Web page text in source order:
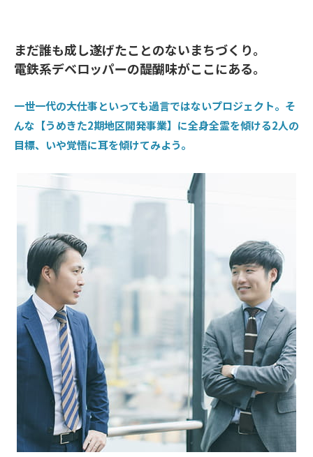
まだ誰も成し遂げたことのないまちづくり。
電鉄系デベロッパーの醍醐味がここにある。
一世一代の大仕事といっても過言ではないプロジェクト。そ
んな【うめきた2期地区開発事業】に全身全霊を傾ける2人の
目標、いや覚悟に耳を傾けてみよう。